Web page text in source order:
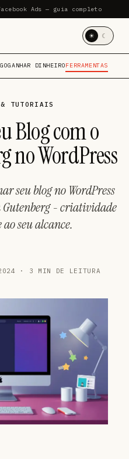
Ads — guia completo
☀ ☾
GANHAR DINHEIROFERRAMENTAS
& TUTORIAIS
Blog com o
no WordPress
seu blog no WordPress
Gutenberg - criatividade
seu alcance.
· 3 MIN DE LEITURA